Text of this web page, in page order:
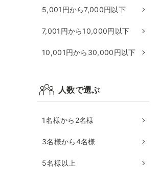
5,001円から7,000円以下
7,001円から10,000円以下
10,001円から30,000円以下
人数で選ぶ
1名様から2名様
3名様から4名様
5名様以上